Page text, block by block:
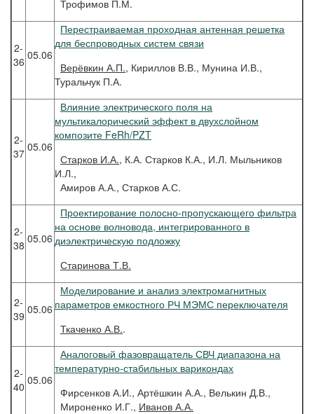
Трофимов П.М.
2-
36 05.06
Перестраиваемая проходная антенная решетка
для беспроводных систем связи
Верёвкин А.П., Кириллов В.В., Мунина И.В.,
Туральчук П.А.
2-
37 05.06
Влияние электрического поля на
мультикалорический эффект в двухслойном
композите FeRh/PZT
Старков И.А., К.А. Старков К.А., И.Л. Мыльников
И.Л.,
Амиров А.А., Старков А.С.
2-
38 05.06
Проектирование полосно-пропускающего фильтра
на основе волновода, интегрированного в
диэлектрическую подложку
Старинова Т.В.
2-
39 05.06
Моделирование и анализ электромагнитных
параметров емкостного РЧ МЭМС переключателя
Ткаченко А.В..
2-
40 05.06
Аналоговый фазовращатель СВЧ диапазона на
температурно-стабильных варикондах
Фирсенков А.И., Артёшкин А.А., Велькин Д.В.,
Мироненко И.Г., Иванов А.А.